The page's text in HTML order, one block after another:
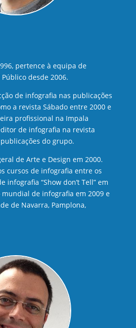
pertence à equipa de
desde 2006.
de infografia nas publicações
a revista Sábado entre 2000 e
profissional na Impala
de infografia na revista
do grupo.
de Arte e Design em 2000.
cursos de infografia entre os
infografia “Show don’t Tell” em
mundial de infografia em 2009 e
de Navarra, Pamplona,